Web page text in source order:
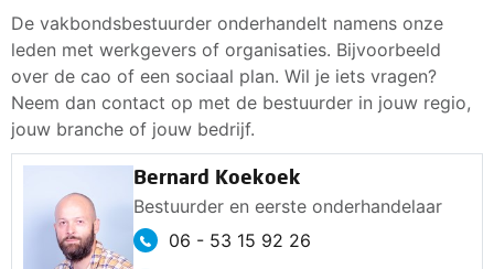
De vakbondsbestuurder onderhandelt namens onze
leden met werkgevers of organisaties. Bijvoorbeeld
over de cao of een sociaal plan. Wil je iets vragen?
Neem dan contact op met de bestuurder in jouw regio,
jouw branche of jouw bedrijf.
Bernard Koekoek
Bestuurder en eerste onderhandelaar
06 - 53 15 92 26